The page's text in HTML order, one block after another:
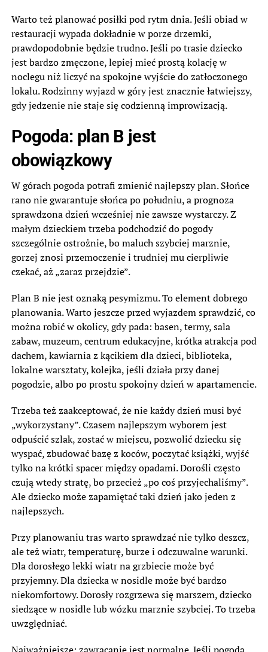
Warto też planować posiłki pod rytm dnia. Jeśli obiad w
restauracji wypada dokładnie w porze drzemki,
prawdopodobnie będzie trudno. Jeśli po trasie dziecko
jest bardzo zmęczone, lepiej mieć prostą kolację w
noclegu niż liczyć na spokojne wyjście do zatłoczonego
lokalu. Rodzinny wyjazd w góry jest znacznie łatwiejszy,
gdy jedzenie nie staje się codzienną improwizacją.
Pogoda: plan B jest
obowiązkowy
W górach pogoda potrafi zmienić najlepszy plan. Słońce
rano nie gwarantuje słońca po południu, a prognoza
sprawdzona dzień wcześniej nie zawsze wystarczy. Z
małym dzieckiem trzeba podchodzić do pogody
szczególnie ostrożnie, bo maluch szybciej marznie,
gorzej znosi przemoczenie i trudniej mu cierpliwie
czekać, aż „zaraz przejdzie”.
Plan B nie jest oznaką pesymizmu. To element dobrego
planowania. Warto jeszcze przed wyjazdem sprawdzić, co
można robić w okolicy, gdy pada: basen, termy, sala
zabaw, muzeum, centrum edukacyjne, krótka atrakcja pod
dachem, kawiarnia z kącikiem dla dzieci, biblioteka,
lokalne warsztaty, kolejka, jeśli działa przy danej
pogodzie, albo po prostu spokojny dzień w apartamencie.
Trzeba też zaakceptować, że nie każdy dzień musi być
„wykorzystany”. Czasem najlepszym wyborem jest
odpuścić szlak, zostać w miejscu, pozwolić dziecku się
wyspać, zbudować bazę z koców, poczytać książki, wyjść
tylko na krótki spacer między opadami. Dorośli często
czują wtedy stratę, bo przecież „po coś przyjechaliśmy”.
Ale dziecko może zapamiętać taki dzień jako jeden z
najlepszych.
Przy planowaniu tras warto sprawdzać nie tylko deszcz,
ale też wiatr, temperaturę, burze i odczuwalne warunki.
Dla dorosłego lekki wiatr na grzbiecie może być
przyjemny. Dla dziecka w nosidle może być bardzo
niekomfortowy. Dorosły rozgrzewa się marszem, dziecko
siedzące w nosidle lub wózku marznie szybciej. To trzeba
uwzględniać.